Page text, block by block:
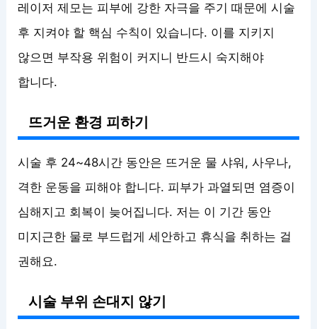
레이저 제모는 피부에 강한 자극을 주기 때문에 시술
후 지켜야 할 핵심 수칙이 있습니다. 이를 지키지
않으면 부작용 위험이 커지니 반드시 숙지해야
합니다.
뜨거운 환경 피하기
시술 후 24~48시간 동안은 뜨거운 물 샤워, 사우나,
격한 운동을 피해야 합니다. 피부가 과열되면 염증이
심해지고 회복이 늦어집니다. 저는 이 기간 동안
미지근한 물로 부드럽게 세안하고 휴식을 취하는 걸
권해요.
시술 부위 손대지 않기